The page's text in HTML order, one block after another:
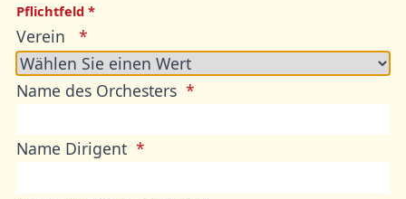
Pflichtfeld *
Verein
Name des Orchesters
Name Dirigent